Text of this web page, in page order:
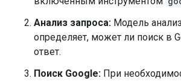
Анализ запроса: Модель
определяет, может ли поиск в
ответ.
Поиск Google: При